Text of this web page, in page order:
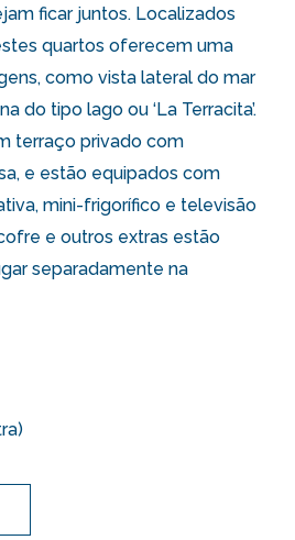
ficar juntos. Localizados
quartos oferecem uma
como vista lateral do mar
do tipo lago ou ‘La Terracita’.
terraço privado com
e estão equipados com
mini-frigorífico e televisão
e outros extras estão
separadamente na